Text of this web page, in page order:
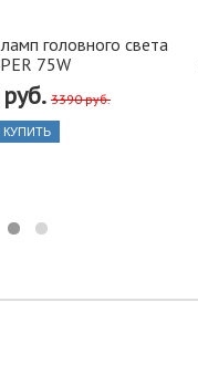
головного света
75W
3390 руб.
КУПИТЬ